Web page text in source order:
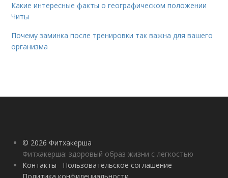
Какие интересные факты о географическом положении
Читы
Почему заминка после тренировки так важна для вашего
организма
© 2026 Фитхакерша
Фитхакерша: здоровый образ жизни с легкостью
Контакты
Пользовательское соглашение